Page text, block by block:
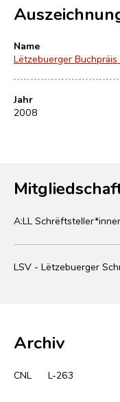
Name
Lëtzebuerger
Jahr
2008
A:LL
LSV - Lëtzebuerger
Archiv
CNL L-263